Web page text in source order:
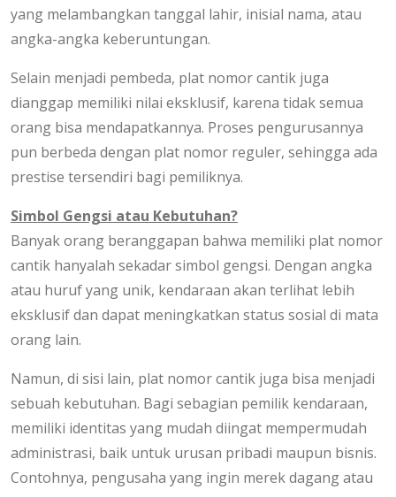
yang melambangkan tanggal lahir, inisial nama, atau
angka-angka keberuntungan.
Selain menjadi pembeda, plat nomor cantik juga
dianggap memiliki nilai eksklusif, karena tidak semua
orang bisa mendapatkannya. Proses pengurusannya
pun berbeda dengan plat nomor reguler, sehingga ada
prestise tersendiri bagi pemiliknya.
Simbol Gengsi atau Kebutuhan?
Banyak orang beranggapan bahwa memiliki plat nomor
cantik hanyalah sekadar simbol gengsi. Dengan angka
atau huruf yang unik, kendaraan akan terlihat lebih
eksklusif dan dapat meningkatkan status sosial di mata
orang lain.
Namun, di sisi lain, plat nomor cantik juga bisa menjadi
sebuah kebutuhan. Bagi sebagian pemilik kendaraan,
memiliki identitas yang mudah diingat mempermudah
administrasi, baik untuk urusan pribadi maupun bisnis.
Contohnya, pengusaha yang ingin merek dagang atau